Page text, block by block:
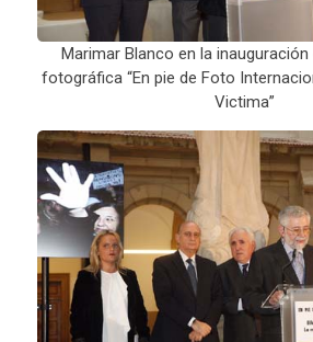
Marimar Blanco en la
fotográfica “En pie de Foto
Victima”